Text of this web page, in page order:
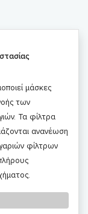
μάσκες
των
Τα φίλτρα
ανανέωση
φίλτρων